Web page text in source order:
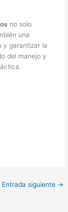
no solo
una
y garantizar la
del manejo y
Entrada siguiente →